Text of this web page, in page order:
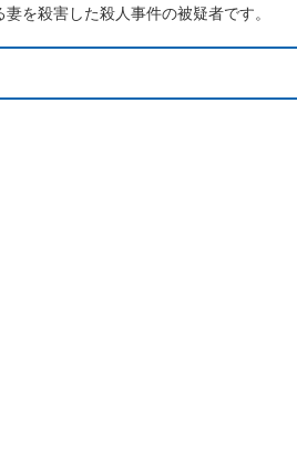
を殺害した殺人事件の被疑者です。